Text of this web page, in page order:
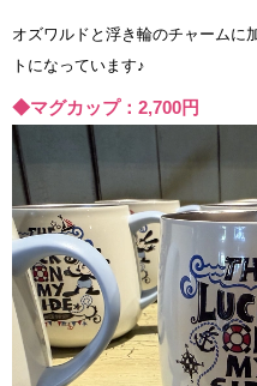
オズワルドと浮き輪のチャームに
トになっています♪
◆マグカップ：2,700円